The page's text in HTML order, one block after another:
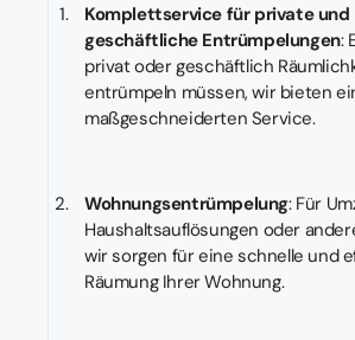
Komplettservice für private und
geschäftliche Entrümpelungen:
privat oder geschäftlich
entrümpeln müssen, wir bieten
maßgeschneiderten Service.
Wohnungsentrümpelung: Für
Haushaltsauflösungen oder
wir sorgen für eine schnelle und
Räumung Ihrer Wohnung.